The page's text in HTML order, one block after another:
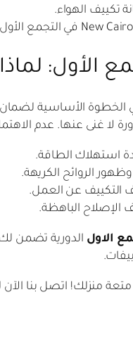
تكييف الهواء.
الأول:
الخطوة الأساسية لضمان
لا غنى عنها. عدم
استهلاك الطاقة.
الروائح الكريهة.
التكييف عن العمل.
الإصلاح الباهظة.
الاول الدورية تضمن
منزلك! اتصل بنا